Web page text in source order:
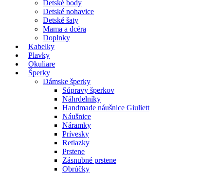
Detské body
Detské nohavice
Detské šaty
Mama a dcéra
Doplnky
Kabelky
Plavky
Okuliare
Šperky
Dámske šperky
Súpravy šperkov
Náhrdelníky
Handmade náušnice Giuliett
Náušnice
Náramky
Prívesky
Retiazky
Prstene
Zásnubné prstene
Obrúčky